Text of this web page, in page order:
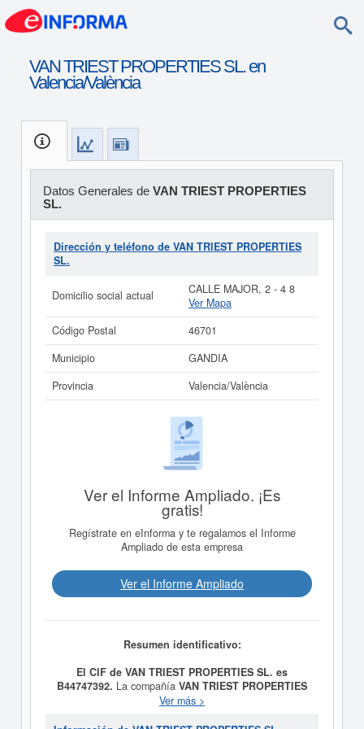
VAN TRIEST PROPERTIES SL. en
Valencia/València
Datos Generales de VAN TRIEST PROPERTIES
SL.
Dirección y teléfono de VAN TRIEST PROPERTIES
SL.
Domicilio social actual
CALLE MAJOR, 2 - 4 8
Ver Mapa
Código Postal
46701
Municipio
GANDIA
Provincia
Valencia/València
Ver el Informe Ampliado. ¡Es
gratis!
Regístrate en eInforma y te regalamos el Informe
Ampliado de esta empresa
Ver el Informe Ampliado
Resumen identificativo:
El CIF de VAN TRIEST PROPERTIES SL. es
B44747392. La compañía VAN TRIEST PROPERTIES
fue fundada el día 20/02/2023 teniendo como meta
social La sociedad tiene por objeto: Gestión y
Ver más >